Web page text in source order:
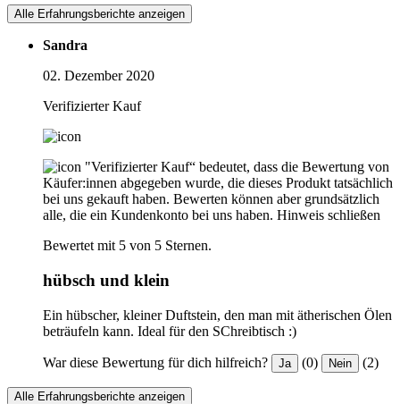
Alle Erfahrungsberichte anzeigen
Sandra
02. Dezember 2020
Verifizierter Kauf
"Verifizierter Kauf“ bedeutet, dass die Bewertung von
Käufer:innen abgegeben wurde, die dieses Produkt tatsächlich
bei uns gekauft haben. Bewerten können aber grundsätzlich
alle, die ein Kundenkonto bei uns haben. Hinweis schließen
Bewertet mit 5 von 5 Sternen.
hübsch und klein
Ein hübscher, kleiner Duftstein, den man mit ätherischen Ölen
beträufeln kann. Ideal für den SChreibtisch :)
War diese Bewertung für dich hilfreich? Ja (0) Nein (2)
Alle Erfahrungsberichte anzeigen